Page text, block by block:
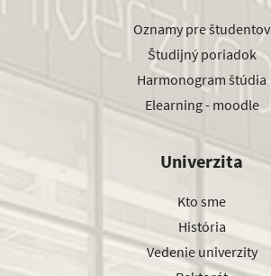
Oznamy pre študentov
Študijný poriadok
Harmonogram štúdia
Elearning - moodle
Univerzita
Kto sme
História
Vedenie univerzity